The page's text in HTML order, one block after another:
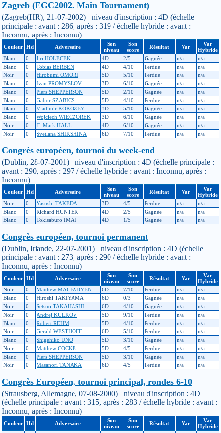
Zagreb (EGC2002. Main Tournament)
(Zagreb(HR), 21-07-2002) niveau d'inscription : 4D (échelle
principale : avant : 286, après : 319 / échelle hybride : avant :
Inconnu, après : Inconnu)
Couleur Hd Adversaire
Son
niveau
Son
score
Résultat Var
Var
Hybride
Blanc
0 Jiri HOLECEK 4D 2/5 Gagnée n/a
n/a
Blanc
0 Tobias BERBEN 4D 4/10 Perdue n/a
n/a
Noir
0 Hirobumi OMORI 5D 5/10 Perdue n/a
n/a
Blanc
0 Ivan PROMYSLOV 3D 6/10 Gagnée n/a
n/a
Blanc
0 Piers SHEPPERSON 5D 2/10 Gagnée n/a
n/a
Blanc
0 Gabor SZABICS 5D 4/10 Perdue n/a
n/a
Blanc
0 Vladimir KOKOZEY 3D 5/10 Gagnée n/a
n/a
Blanc
0 Wojciech WIECZOREK 3D 6/10 Gagnée n/a
n/a
Noir
0 T_Mark HALL 4D 6/10 Gagnée n/a
n/a
Noir
0 Svetlana SHIKSHINA 6D 7/10 Perdue n/a n/a
Congrès européen, tournoi du week-end
(Dublin, 28-07-2001) niveau d'inscription : 4D (échelle principale :
avant : 290, après : 297 / échelle hybride : avant : Inconnu, après :
Inconnu)
Couleur Hd Adversaire
Son
niveau
Son
score
Résultat Var
Var
Hybride
Noir
0 Yasushi TAKEDA 3D 4/5 Perdue n/a
n/a
Blanc
0 Richard HUNTER 4D 2/5 Gagnée n/a
n/a
Blanc
0 Tokisaburo IMAI 4D 1/5 Gagnée n/a n/a
Congrès européen, tournoi permanent
(Dublin, Irlande, 22-07-2001) niveau d'inscription : 4D (échelle
principale : avant : 273, après : 290 / échelle hybride : avant :
Inconnu, après : Inconnu)
Couleur Hd Adversaire
Son
niveau
Son
score
Résultat Var
Var
Hybride
Noir
0 Matthew MACFADYEN 6D 7/10 Perdue n/a
n/a
Blanc
0 Hiroshi TAKIYAMA 6D 0/3 Gagnée n/a
n/a
Noir
0 Setsuo TAKAHASHI 6D 4/10 Gagnée n/a
n/a
Noir
0 Andrej KULKOV 5D 9/10 Perdue n/a
n/a
Blanc
0 Robert REHM 5D 4/10 Perdue n/a
n/a
Noir
0 Gerald WESTHOFF 6D 5/10 Perdue n/a
n/a
Blanc
0 Shigehiko UNO 5D 3/10 Gagnée n/a
n/a
Noir
0 Matthew COCKE 5D 4/5 Perdue n/a
n/a
Blanc
0 Piers SHEPPERSON 5D 3/10 Gagnée n/a
n/a
Noir
0 Masanori TANAKA 6D 4/5 Perdue n/a n/a
Congrès Européen, tournoi principal, rondes 6-10
(Strausberg, Allemagne, 07-08-2000) niveau d'inscription : 4D
(échelle principale : avant : 315, après : 283 / échelle hybride : avant :
Inconnu, après : Inconnu)
Couleur Hd Adversaire
Son
niveau
Son
score
Résultat Var
Var
Hybride